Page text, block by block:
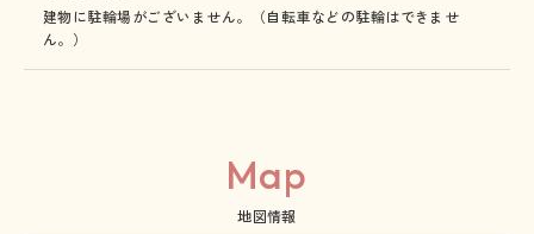
建物に駐輪場がございません。（自転車などの駐輪はできませ
ん。）
Map
地図情報